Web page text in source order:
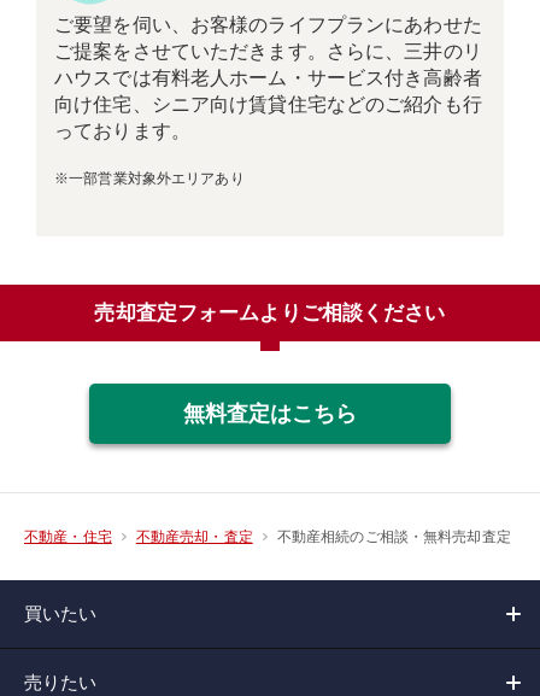
ご要望を伺い、お客様のライフプランにあわせた
ご提案をさせていただきます。さらに、三井のリ
ハウスでは有料老人ホーム・サービス付き高齢者
向け住宅、シニア向け賃貸住宅などのご紹介も行
っております。
※一部営業対象外エリアあり
売却査定フォームよりご相談ください
無料査定はこちら
不動産・住宅 不動産売却・査定 不動産相続のご相談・無料売却査定
買いたい
売りたい